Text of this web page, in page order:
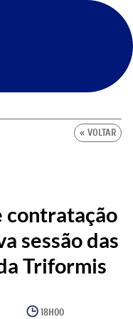
« VOLTAR
contratação
sessão das
Triformis
18H00